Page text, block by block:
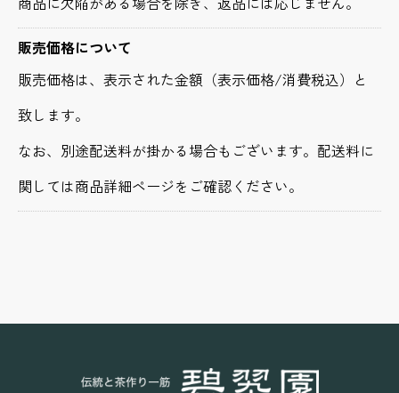
販売価格について
販売価格は、表示された金額（表示価格/消費税込）と
致します。
なお、別途配送料が掛かる場合もございます。配送料に
関しては商品詳細ページをご確認ください。